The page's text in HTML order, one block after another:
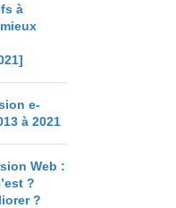
à
e-
à 2021
Web :
?
?